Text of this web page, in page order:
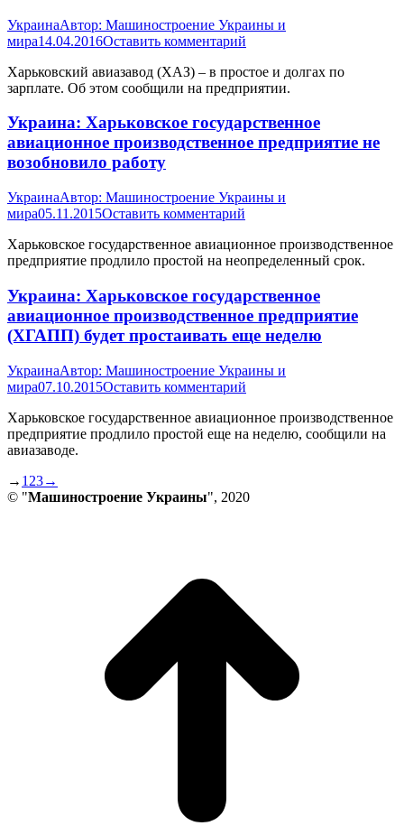
УкраинаАвтор: Машиностроение Украины и
мира14.04.2016Оставить комментарий
Харьковский авиазавод (ХАЗ) – в простое и долгах по
зарплате. Об этом сообщили на предприятии.
Украина: Харьковское государственное
авиационное производственное предприятие не
возобновило работу
УкраинаАвтор: Машиностроение Украины и
мира05.11.2015Оставить комментарий
Харьковское государственное авиационное производственное
предприятие продлило простой на неопределенный срок.
Украина: Харьковское государственное
авиационное производственное предприятие
(ХГАПП) будет простаивать еще неделю
УкраинаАвтор: Машиностроение Украины и
мира07.10.2015Оставить комментарий
Харьковское государственное авиационное производственное
предприятие продлило простой еще на неделю, сообщили на
авиазаводе.
→ 1 23→
© "Машиностроение Украины", 2020